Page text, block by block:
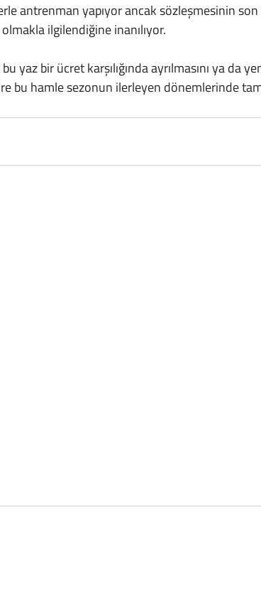
antrenman yapıyor ancak sözleşmesinin son
ilgilendiğine inanılıyor.
bu hamle sezonun ilerleyen dönemlerinde